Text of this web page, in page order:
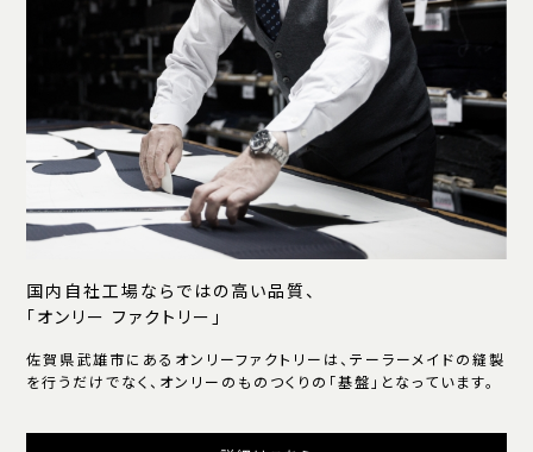
国内自社工場ならではの高い品質、
「オンリー ファクトリー」
佐賀県武雄市にあるオンリーファクトリーは、テーラーメイドの縫製
を行うだけでなく、オンリーのものつくりの「基盤」となっています。